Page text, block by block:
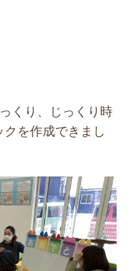
くり、じっくり時
を作成できまし